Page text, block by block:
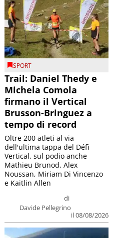
SPORT
Trail: Daniel Thedy e
Michela Comola
firmano il Vertical
Brusson-Bringuez a
tempo di record
di
Davide Pellegrino
il 08/08/2026
Oltre 200 atleti al via
dell'ultima tappa del Défì
Vertical, sul podio anche
Mathieu Brunod, Alex
Noussan, Miriam Di Vincenzo
e Kaitlin Allen